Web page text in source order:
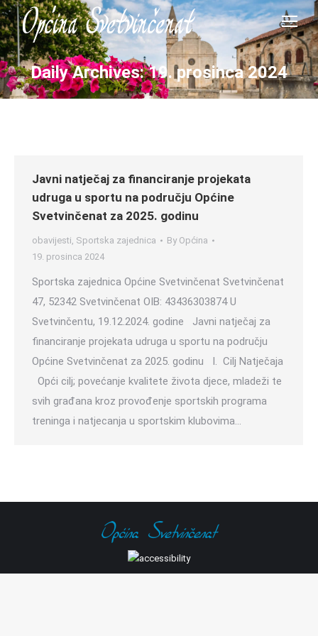
Daily Archives:19. prosinca 2024
Javni natječaj za financiranje projekata
udruga u sportu na području Općine
Svetvinčenat za 2025. godinu
obavijesti, Sportska zajednica By Općina
19. prosinca 2024
Sportska zajednica Općine Svetvinčenat Svetvinčenat
47, 52342 Svetvinčenat OIB: 43436303874 U
Svetvinčentu, 19.12.2024. godine Javni natječaj za
financiranje projekata udruga u sportu na području
Općine Svetvinčenat za 2025. godinu I. Cilj Natječaja
Opći cilj; povećanje kvalitete života djece, mladeži te
svih građana kroz provođenje sportskih programa
treninga i natjecanja u sportskim klubovima…